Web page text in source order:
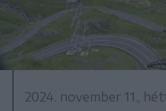
2024. november 11.,